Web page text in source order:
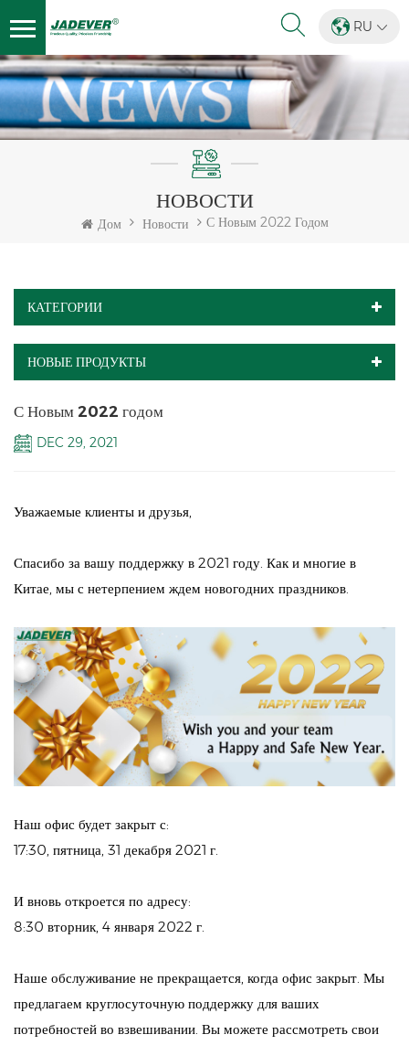
RU
НОВОСТИ
Дом Новости С Новым 2022 Годом
КАТЕГОРИИ
НОВЫЕ ПРОДУКТЫ
С Новым 2022 годом
DEC 29, 2021
Уважаемые клиенты и друзья,
Спасибо за вашу поддержку в 2021 году. Как и многие в
Китае, мы с нетерпением ждем новогодних праздников.
Наш офис будет закрыт с:
17:30, пятница, 31 декабря 2021 г.
И вновь откроется по адресу:
8:30 вторник, 4 января 2022 г.
Наше обслуживание не прекращается, когда офис закрыт. Мы
предлагаем круглосуточную поддержку для ваших
потребностей во взвешивании. Вы можете рассмотреть свои